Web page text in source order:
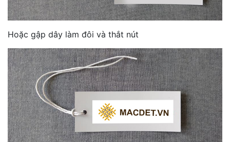
Hoặc gập dây làm đôi và thắt nút